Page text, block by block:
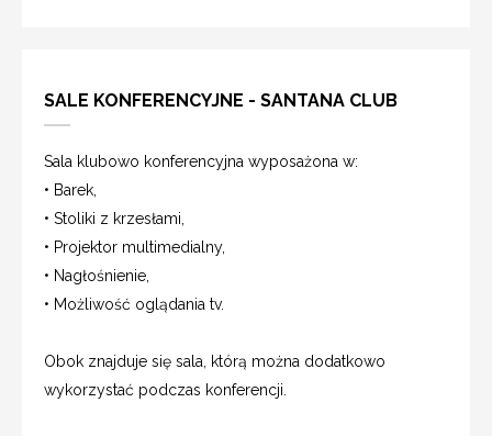
SALE KONFERENCYJNE - SANTANA CLUB
Sala klubowo konferencyjna wyposażona w:
• Barek,
• Stoliki z krzesłami,
• Projektor multimedialny,
• Nagłośnienie,
• Możliwość oglądania tv.
Obok znajduje się sala, którą można dodatkowo
wykorzystać podczas konferencji.